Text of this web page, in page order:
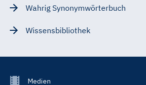
Wahrig Synonymwörterbuch
Wissensbibliothek
FooterMedien